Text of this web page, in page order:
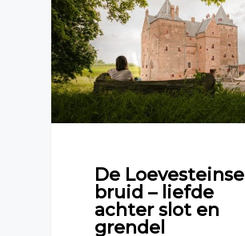
De Loevesteinse
bruid – liefde
achter slot en
grendel